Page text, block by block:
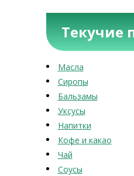
Текучие
Масла
Сиропы
Бальзамы
Уксусы
Напитки
Кофе и какао
Чай
Соусы